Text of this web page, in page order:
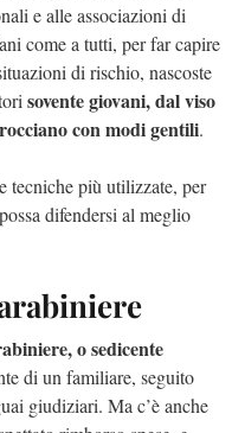
e alle associazioni di
come a tutti, per far capire
di rischio, nascoste
sovente giovani, dal viso
con modi gentili.
tecniche più utilizzate, per
difendersi al meglio
o sedicente
di un familiare, seguito
giudiziari. Ma c’è anche